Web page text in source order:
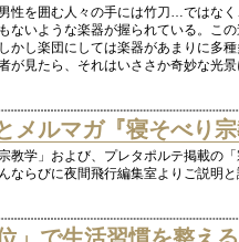
性を囲む人々の手には竹刀…ではな
ないような楽器が握られている。こ
かし楽団にしては楽器があまりに多
が見たら、それはいささか奇妙な光
メルマガ『寝そべり
教学」および、プレタポルテ掲載の
ならびに夜間飛行編集室よりご説明